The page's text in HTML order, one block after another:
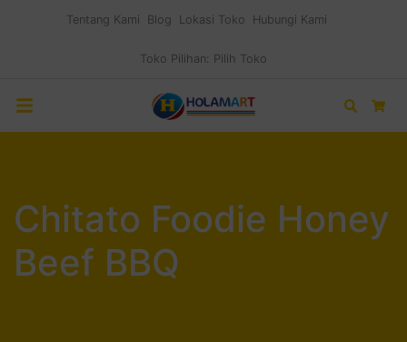
Tentang Kami Blog Lokasi Toko Hubungi Kami
Toko Pilihan: Pilih Toko
Search
Chitato Foodie Honey
Beef BBQ